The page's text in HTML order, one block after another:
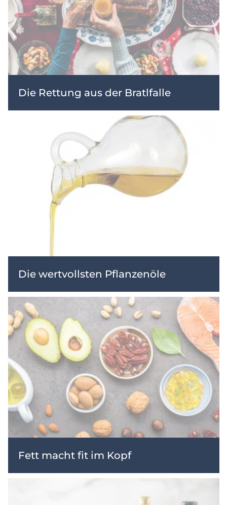
Die Rettung aus der Bratlfalle
Die wertvollsten Pflanzenöle
Fett macht fit im Kopf